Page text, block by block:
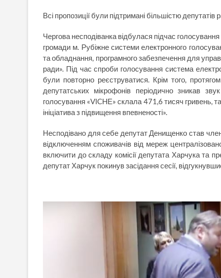
Всі пропозиції були підтримані більшістю депутатів
Чергова несподіванка відбулася підчас
громади м. Рубіжне системи електронного
та обладнання, програмного забезпечення для
ради». Під час спроби голосування система
були повторно реєструватися. Крім того,
депутатських мікрофонів періодично зникав
голосування «VІCHЕ» склала 471,6 тисяч гривень,
ініціатива з підвищення впевненості».
Несподівано для себе депутат Денищенко став
відключенням споживачів від мереж
включити до складу комісії депутата Харчука та
депутат Харчук покинув засідання сесії,